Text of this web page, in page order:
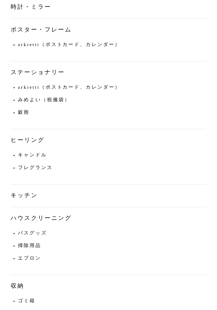
時計・ミラー
ポスター・フレーム
arkietti（ポストカード、カレンダー）
ステーショナリー
arkietti（ポストカード、カレンダー）
みめよい（祝儀袋）
穀雨
ヒーリング
キャンドル
フレグランス
キッチン
ハウスクリーニング
バスグッズ
掃除用品
エプロン
収納
ゴミ箱